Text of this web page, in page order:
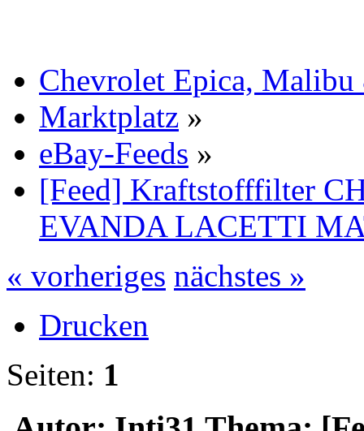
Chevrolet Epica,
Marktplatz »
eBay-Feeds »
[Feed] Kraftstofffilter
EVANDA LACETTI
« vorheriges nächstes »
Drucken
Seiten: 1